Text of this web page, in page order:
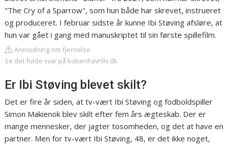
"The Cry of a Sparrow", som hun både har skrevet, instrueret
og produceret. I februar sidste år kunne Ibi Støving afsløre, at
hun var gået i gang med manuskriptet til sin første spillefilm.
Anmodning om fjernelse
Se det fulde svar på kobenhavnliv.dk
Er Ibi Støving blevet skilt?
Det er fire år siden, at tv-vært Ibi Støving og fodboldspiller
Simon Makienok blev skilt efter fem års ægteskab. Der er
mange mennesker, der jagter tosomheden, og det at have en
partner. Men for tv-vært Ibi Støving, 48, er det ikke noget,